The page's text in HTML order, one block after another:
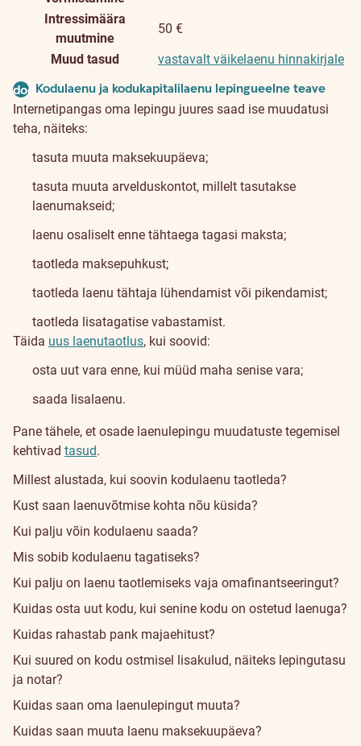
Intressimäära
muutmine
50 €
Muud tasud
vastavalt väikelaenu hinnakirjale
document
Kodulaenu ja kodukapitalilaenu lepingueelne teave
Internetipangas oma lepingu juures saad ise muudatusi
teha, näiteks:
tasuta muuta maksekuupäeva;
tasuta muuta arvelduskontot, millelt tasutakse
laenumakseid;
laenu osaliselt enne tähtaega tagasi maksta;
taotleda maksepuhkust;
taotleda laenu tähtaja lühendamist või pikendamist;
taotleda lisatagatise vabastamist.
Täida uus laenutaotlus, kui soovid:
osta uut vara enne, kui müüd maha senise vara;
saada lisalaenu.
Pane tähele, et osade laenulepingu muudatuste tegemisel
kehtivad tasud.
Millest alustada, kui soovin kodulaenu taotleda?
Kust saan laenuvõtmise kohta nõu küsida?
Kui palju võin kodulaenu saada?
Mis sobib kodulaenu tagatiseks?
Kui palju on laenu taotlemiseks vaja omafinantseeringut?
Kuidas osta uut kodu, kui senine kodu on ostetud laenuga?
Kuidas rahastab pank majaehitust?
Kui suured on kodu ostmisel lisakulud, näiteks lepingutasu
ja notar?
Kuidas saan oma laenulepingut muuta?
Kuidas saan muuta laenu maksekuupäeva?